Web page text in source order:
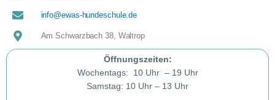
info@ewas-hundeschule.de
Am Schwarzbach 38, Waltrop
Öffnungszeiten:
Wochentags: 10 Uhr – 19 Uhr
Samstag: 10 Uhr – 13 Uhr